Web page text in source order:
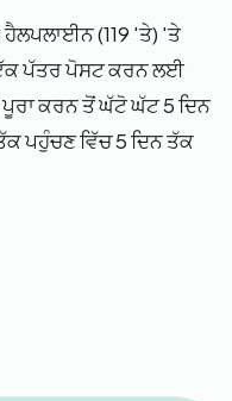
ਹੈਲਪਲਾਈਨ (119 'ਤੇ) 'ਤੇ
ਪੱਤਰ ਪੋਸਟ ਕਰਨ ਲਈ
ਕਰਨ ਤੋਂ ਘੱਟੋ ਘੱਟ 5 ਦਿਨ
ਪਹੁੰਚਣ ਵਿੱਚ 5 ਦਿਨ ਤੱਕ